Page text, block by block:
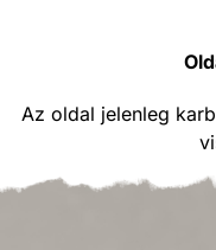
Az oldal jelenleg